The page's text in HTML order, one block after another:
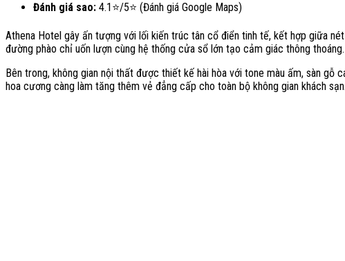
Đánh giá sao: 4.1⭐/5⭐ (Đánh giá Google Maps)
Athena Hotel gây ấn tượng với lối kiến trúc tân cổ điển tinh tế, kết hợp giữa
đường phào chỉ uốn lượn cùng hệ thống cửa sổ lớn tạo cảm giác thông thoáng.
Bên trong, không gian nội thất được thiết kế hài hòa với tone màu ấm, sàn
hoa cương càng làm tăng thêm vẻ đẳng cấp cho toàn bộ không gian khách sạn.